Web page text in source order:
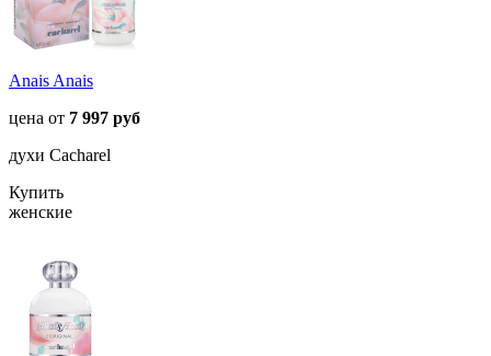
Anais Anais
цена от 7 997 руб
духи Cacharel
Купить
женские